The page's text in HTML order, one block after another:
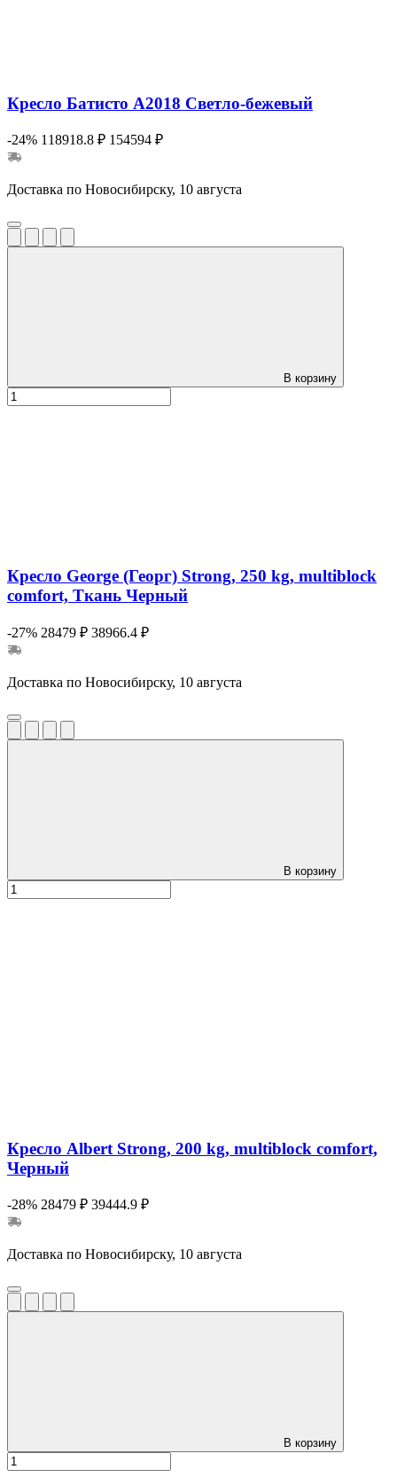
Кресло Батисто А2018 Cветло-бежевый
-24% 118918.8 ₽ 154594 ₽
Доставка по Новосибирску, 10 августа
В корзину
Кресло George (Георг) Strong, 250 kg, multiblock
comfort, Ткань Черный
-27% 28479 ₽ 38966.4 ₽
Доставка по Новосибирску, 10 августа
В корзину
Кресло Albert Strong, 200 kg, multiblock comfort,
Черный
-28% 28479 ₽ 39444.9 ₽
Доставка по Новосибирску, 10 августа
В корзину